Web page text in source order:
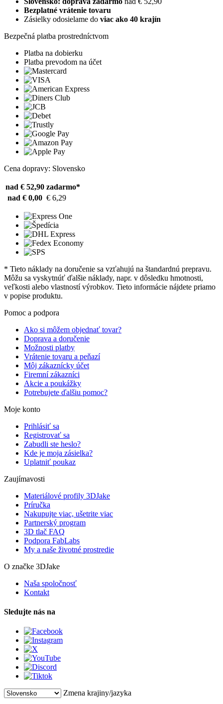
Bezplatné vrátenie tovaru
Zásielky odosielame do viac ako 40 krajín
Bezpečná platba prostredníctvom
Platba na dobierku
Platba prevodom na účet
Cena dopravy: Slovensko
nad € 52,90 zadarmo*
nad € 0,00 € 6,29
* Tieto náklady na doručenie sa vzťahujú na štandardnú prepravu.
Môžu sa vyskytnúť ďalšie náklady, napr. v dôsledku hmotnosti,
veľkosti alebo vlastností výrobkov. Tieto informácie nájdete priamo
v popise produktu.
Pomoc a podpora
Ako si môžem objednať tovar?
Doprava a doručenie
Možnosti platby
Vrátenie tovaru a peňazí
Môj zákaznícky účet
Firemní zákazníci
Akcie a poukážky
Potrebujete ďalšiu pomoc?
Moje konto
Prihlásiť sa
Registrovať sa
Zabudli ste heslo?
Kde je moja zásielka?
Uplatniť poukaz
Zaujímavosti
Materiálové profily 3DJake
Príručka
Nakupujte viac, ušetrite viac
Partnerský program
3D tlač FAQ
Podpora FabLabs
My a naše životné prostredie
O značke 3DJake
Naša spoločnosť
Kontakt
Sledujte nás na
Zmena krajiny/jazyka